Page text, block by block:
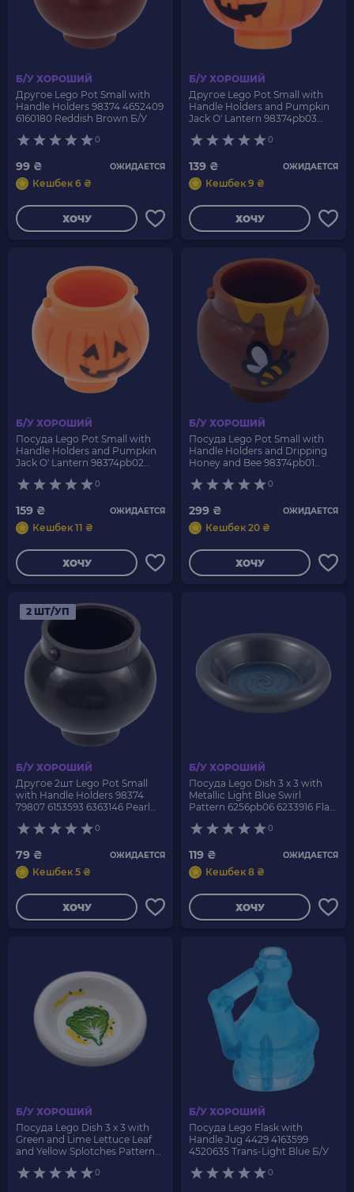
Б/У ХОРОШИЙ
Другое Lego Pot Small with
Handle Holders 98374 4652409
6160180 Reddish Brown Б/У
0
99 ₴ ОЖИДАЕТСЯ
Кешбек 6 ₴
ХОЧУ
Б/У ХОРОШИЙ
Другое Lego Pot Small with
Handle Holders and Pumpkin
Jack O' Lantern 98374pb03
0
139 ₴ ОЖИДАЕТСЯ
Кешбек 9 ₴
ХОЧУ
Б/У ХОРОШИЙ
Посуда Lego Pot Small with
Handle Holders and Pumpkin
Jack O' Lantern 98374pb02
0
159 ₴ ОЖИДАЕТСЯ
Кешбек 11 ₴
ХОЧУ
Б/У ХОРОШИЙ
Посуда Lego Pot Small with
Handle Holders and Dripping
Honey and Bee 98374pb01
0
299 ₴ ОЖИДАЕТСЯ
Кешбек 20 ₴
ХОЧУ
2 ШТ/УП
Б/У ХОРОШИЙ
Другое 2шт Lego Pot Small
with Handle Holders 98374
79807 6153593 6363146 Pearl
0
79 ₴ ОЖИДАЕТСЯ
Кешбек 5 ₴
ХОЧУ
Б/У ХОРОШИЙ
Посуда Lego Dish 3 x 3 with
Metallic Light Blue Swirl
Pattern 6256pb06 6233916 Flat
0
119 ₴ ОЖИДАЕТСЯ
Кешбек 8 ₴
ХОЧУ
Б/У ХОРОШИЙ
Посуда Lego Dish 3 x 3 with
Green and Lime Lettuce Leaf
and Yellow Splotches Pattern
0
Б/У ХОРОШИЙ
Посуда Lego Flask with
Handle Jug 4429 4163599
4520635 Trans-Light Blue Б/У
0